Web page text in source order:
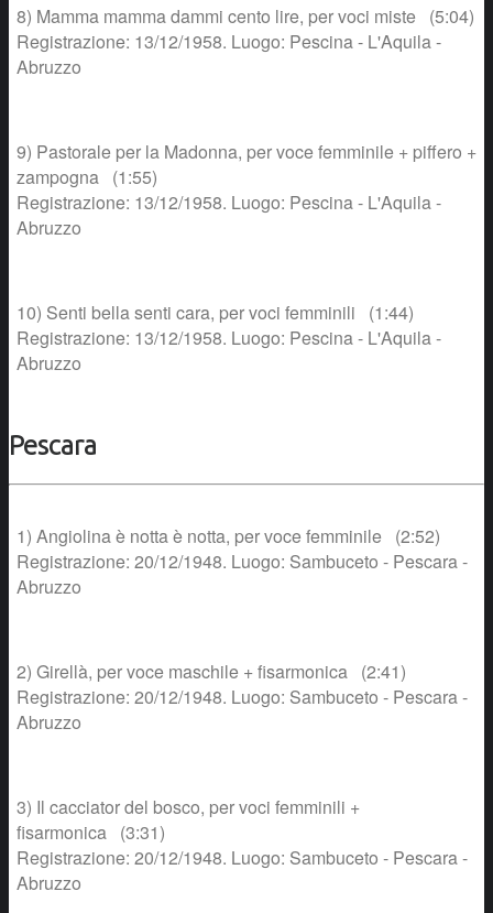
8) Mamma mamma dammi cento lire, per voci miste (5:04)
Registrazione: 13/12/1958. Luogo: Pescina - L'Aquila -
Abruzzo
9) Pastorale per la Madonna, per voce femminile + piffero +
zampogna (1:55)
Registrazione: 13/12/1958. Luogo: Pescina - L'Aquila -
Abruzzo
10) Senti bella senti cara, per voci femminili (1:44)
Registrazione: 13/12/1958. Luogo: Pescina - L'Aquila -
Abruzzo
Pescara
1) Angiolina è notta è notta, per voce femminile (2:52)
Registrazione: 20/12/1948. Luogo: Sambuceto - Pescara -
Abruzzo
2) Girellà, per voce maschile + fisarmonica (2:41)
Registrazione: 20/12/1948. Luogo: Sambuceto - Pescara -
Abruzzo
3) Il cacciator del bosco, per voci femminili +
fisarmonica (3:31)
Registrazione: 20/12/1948. Luogo: Sambuceto - Pescara -
Abruzzo